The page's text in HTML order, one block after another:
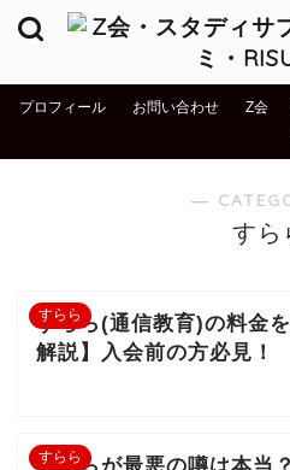
プロフィール お問い合わせ Z会
―
すら
すらら
すらら(通信教育)の料金
解説】入会前の方必見！
すらら